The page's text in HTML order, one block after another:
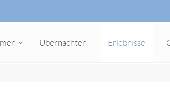
Übernachten Erlebnisse